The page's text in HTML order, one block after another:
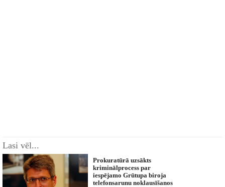
Lasi vēl...
Prokuratūrā uzsākts
kriminālprocess par
iespējamo Grūtupa biroja
telefonsarunu noklausīšanos